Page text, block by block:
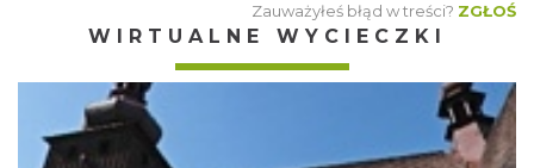
Zauważyłeś błąd w treści? ZGŁOŚ
WIRTUALNE WYCIECZKI